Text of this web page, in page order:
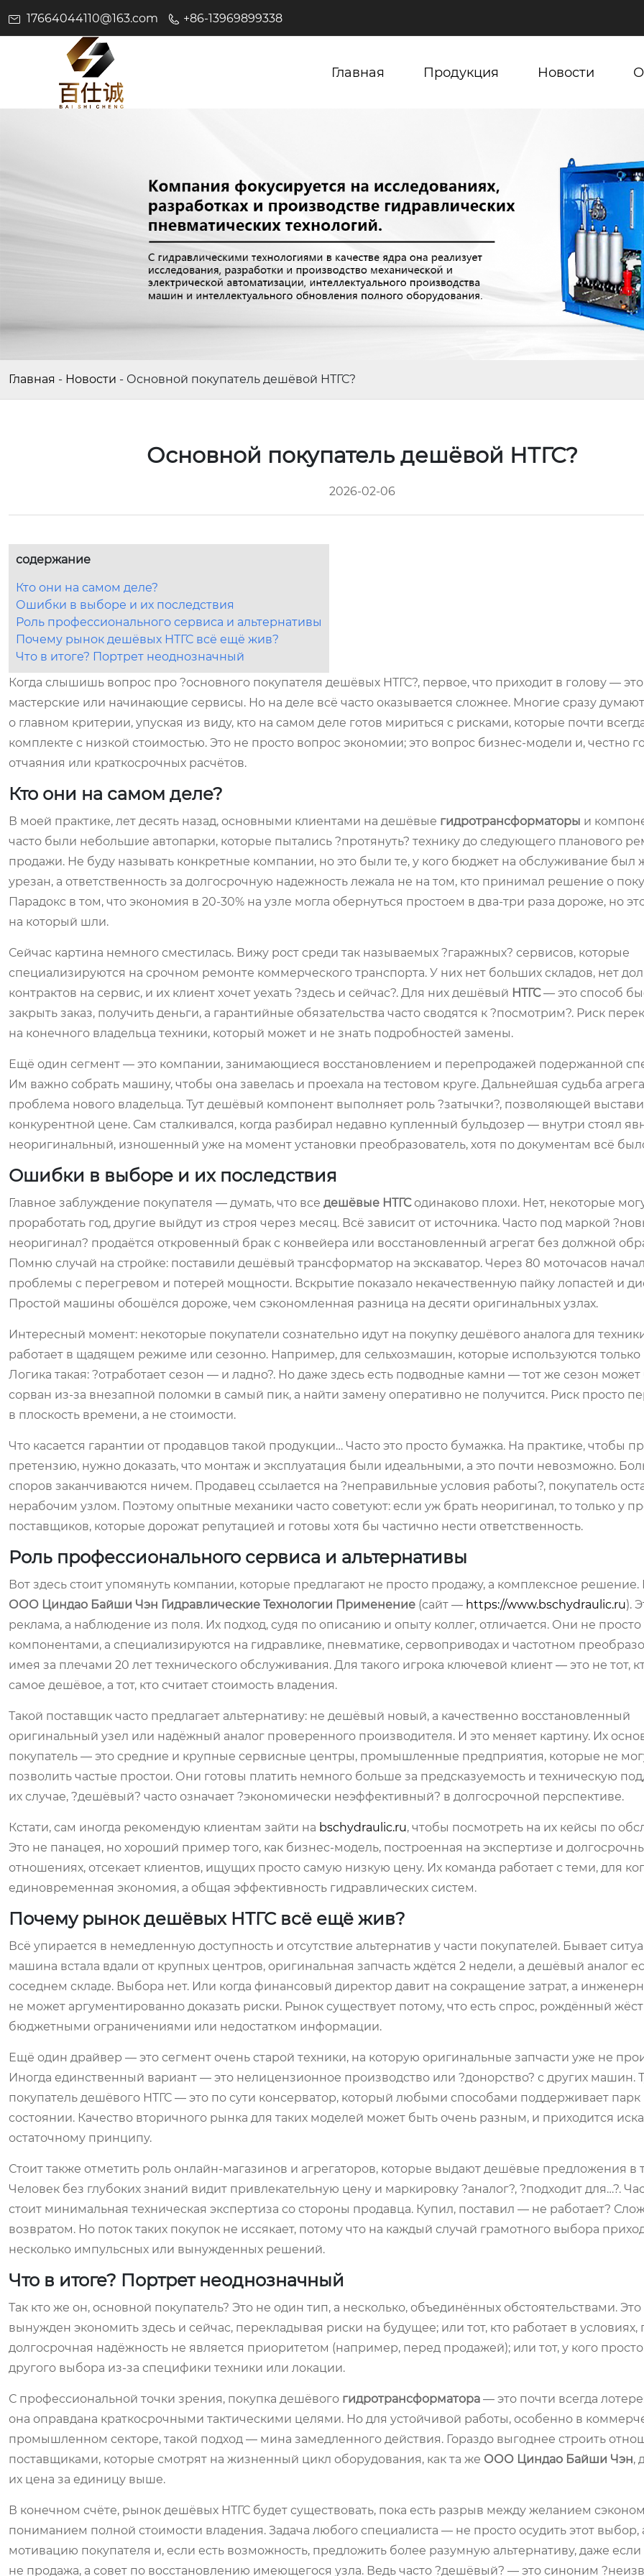
17664044110@163.com +86-13969899338
Главная Продукция Новости
Главная - Новости - Основной покупатель дешёвой НТГС?
Основной покупатель дешёвой НТГС?
2026-02-06
содержание
Кто они на самом деле?
Ошибки в выборе и их последствия
Роль профессионального сервиса и альтернативы
Почему рынок дешёвых НТГС всё ещё жив?
Что в итоге? Портрет неоднозначный
Когда слышишь вопрос про ?основного покупателя дешёвых НТГС?, первое, что приходит в голову —
мастерские или начинающие сервисы. Но на деле всё часто оказывается сложнее. Многие сразу
о главном критерии, упуская из виду, кто на самом деле готов мириться с рисками, которые почти
комплекте с низкой стоимостью. Это не просто вопрос экономии; это вопрос бизнес-модели и, честно
отчаяния или краткосрочных расчётов.
Кто они на самом деле?
В моей практике, лет десять назад, основными клиентами на дешёвые гидротрансформаторы и
часто были небольшие автопарки, которые пытались ?протянуть? технику до следующего планового
продажи. Не буду называть конкретные компании, но это были те, у кого бюджет на обслуживание был
урезан, а ответственность за долгосрочную надежность лежала не на том, кто принимал решение о
Парадокс в том, что экономия в 20-30% на узле могла обернуться простоем в два-три раза дороже, но
на который шли.
Сейчас картина немного сместилась. Вижу рост среди так называемых ?гаражных? сервисов, которые
специализируются на срочном ремонте коммерческого транспорта. У них нет больших складов, нет
контрактов на сервис, и их клиент хочет уехать ?здесь и сейчас?. Для них дешёвый НТГС— это способ
закрыть заказ, получить деньги, а гарантийные обязательства часто сводятся к ?посмотрим?. Риск
на конечного владельца техники, который может и не знать подробностей замены.
Ещё один сегмент — это компании, занимающиеся восстановлением и перепродажей подержанной
Им важно собрать машину, чтобы она завелась и проехала на тестовом круге. Дальнейшая судьба
проблема нового владельца. Тут дешёвый компонент выполняет роль ?затычки?, позволяющей
конкурентной цене. Сам сталкивался, когда разбирал недавно купленный бульдозер — внутри стоял
неоригинальный, изношенный уже на момент установки преобразователь, хотя по документам всё
Ошибки в выборе и их последствия
Главное заблуждение покупателя — думать, что все дешёвые НТГСодинаково плохи. Нет, некоторые
проработать год, другие выйдут из строя через месяц. Всё зависит от источника. Часто под маркой
неоригинал? продаётся откровенный брак с конвейера или восстановленный агрегат без должной
Помню случай на стройке: поставили дешёвый трансформатор на экскаватор. Через 80 моточасов
проблемы с перегревом и потерей мощности. Вскрытие показало некачественную пайку лопастей и
Простой машины обошёлся дороже, чем сэкономленная разница на десяти оригинальных узлах.
Интересный момент: некоторые покупатели сознательно идут на покупку дешёвого аналога для
работает в щадящем режиме или сезонно. Например, для сельхозмашин, которые используются только
Логика такая: ?отработает сезон — и ладно?. Но даже здесь есть подводные камни — тот же сезон может
сорван из-за внезапной поломки в самый пик, а найти замену оперативно не получится. Риск просто
в плоскость времени, а не стоимости.
Что касается гарантии от продавцов такой продукции… Часто это просто бумажка. На практике, чтобы
претензию, нужно доказать, что монтаж и эксплуатация были идеальными, а это почти невозможно.
споров заканчиваются ничем. Продавец ссылается на ?неправильные условия работы?, покупатель
нерабочим узлом. Поэтому опытные механики часто советуют: если уж брать неоригинал, то только у
поставщиков, которые дорожат репутацией и готовы хотя бы частично нести ответственность.
Роль профессионального сервиса и альтернативы
Вот здесь стоит упомянуть компании, которые предлагают не просто продажу, а комплексное
ООО Циндао Байши Чэн Гидравлические Технологии Применение (сайт — https://www.bschydraulic.ru).
реклама, а наблюдение из поля. Их подход, судя по описанию и опыту коллег, отличается. Они не просто
компонентами, а специализируются на гидравлике, пневматике, сервоприводах и частотном
имея за плечами 20 лет технического обслуживания. Для такого игрока ключевой клиент — это не тот,
самое дешёвое, а тот, кто считает стоимость владения.
Такой поставщик часто предлагает альтернативу: не дешёвый новый, а качественно восстановленный
оригинальный узел или надёжный аналог проверенного производителя. И это меняет картину. Их
покупатель — это средние и крупные сервисные центры, промышленные предприятия, которые не
позволить частые простои. Они готовы платить немного больше за предсказуемость и техническую
их случае, ?дешёвый? часто означает ?экономически неэффективный? в долгосрочной перспективе.
Кстати, сам иногда рекомендую клиентам зайти на bschydraulic.ru, чтобы посмотреть на их кейсы по
Это не панацея, но хороший пример того, как бизнес-модель, построенная на экспертизе и
отношениях, отсекает клиентов, ищущих просто самую низкую цену. Их команда работает с теми, для
единовременная экономия, а общая эффективность гидравлических систем.
Почему рынок дешёвых НТГС всё ещё жив?
Всё упирается в немедленную доступность и отсутствие альтернатив у части покупателей. Бывает
машина встала вдали от крупных центров, оригинальная запчасть ждётся 2 недели, а дешёвый аналог
соседнем складе. Выбора нет. Или когда финансовый директор давит на сокращение затрат, а
не может аргументированно доказать риски. Рынок существует потому, что есть спрос, рождённый
бюджетными ограничениями или недостатком информации.
Ещё один драйвер — это сегмент очень старой техники, на которую оригинальные запчасти уже не
Иногда единственный вариант — это нелицензионное производство или ?донорство? с других машин.
покупатель дешёвого НТГС — это по сути консерватор, который любыми способами поддерживает парк
состоянии. Качество вторичного рынка для таких моделей может быть очень разным, и приходится
остаточному принципу.
Стоит также отметить роль онлайн-магазинов и агрегаторов, которые выдают дешёвые предложения в
Человек без глубоких знаний видит привлекательную цену и маркировку ?аналог?, ?подходит для…?.
стоит минимальная техническая экспертиза со стороны продавца. Купил, поставил — не работает?
возвратом. Но поток таких покупок не иссякает, потому что на каждый случай грамотного выбора
несколько импульсных или вынужденных решений.
Что в итоге? Портрет неоднозначный
Так кто же он, основной покупатель? Это не один тип, а несколько, объединённых обстоятельствами. Это
вынужден экономить здесь и сейчас, перекладывая риски на будущее; или тот, кто работает в условиях,
долгосрочная надёжность не является приоритетом (например, перед продажей); или тот, у кого
другого выбора из-за специфики техники или локации.
С профессиональной точки зрения, покупка дешёвого гидротрансформатора — это почти всегда
она оправдана краткосрочными тактическими целями. Но для устойчивой работы, особенно в
промышленном секторе, такой подход — мина замедленного действия. Гораздо выгоднее строить
поставщиками, которые смотрят на жизненный цикл оборудования, как та же ООО Циндао Байши Чэн,
их цена за единицу выше.
В конечном счёте, рынок дешёвых НТГС будет существовать, пока есть разрыв между желанием
пониманием полной стоимости владения. Задача любого специалиста — не просто осудить этот выбор,
мотивацию покупателя и, если есть возможность, предложить более разумную альтернативу, даже если
не продажа, а совет по восстановлению имеющегося узла. Ведь часто ?дешёвый? — это синоним